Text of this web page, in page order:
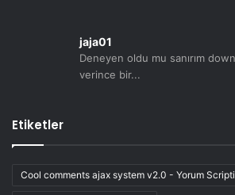
jaja01
Deneyen oldu mu sanırım
verince bir...
Etiketler
Cool comments ajax system v2.0 - Yorum